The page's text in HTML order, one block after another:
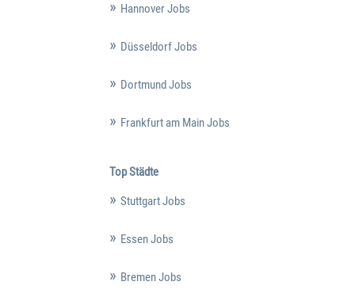
Hannover Jobs
Düsseldorf Jobs
Dortmund Jobs
Frankfurt am Main Jobs
Top Städte
Stuttgart Jobs
Essen Jobs
Bremen Jobs